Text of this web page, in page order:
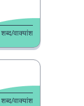
शब्द/वाक्यांश
शब्द/वाक्यांश